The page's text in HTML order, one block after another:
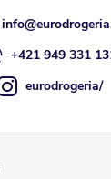
info@
+421 949 331
eurodrogeria/